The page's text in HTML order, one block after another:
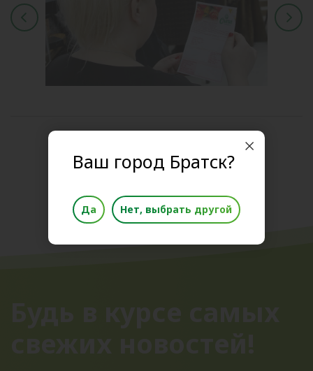
Ваш город Братск?
Да Нет, выбрать другой